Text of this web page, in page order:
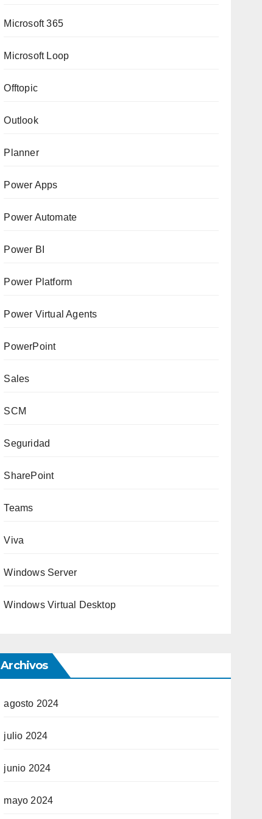
Microsoft 365
Microsoft Loop
Offtopic
Outlook
Planner
Power Apps
Power Automate
Power BI
Power Platform
Power Virtual Agents
PowerPoint
Sales
SCM
Seguridad
SharePoint
Teams
Viva
Windows Server
Windows Virtual Desktop
Archivos
agosto 2024
julio 2024
junio 2024
mayo 2024